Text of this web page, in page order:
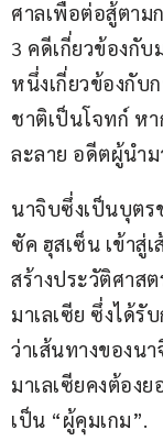
ศาลเพื่อต่อสู้ตาม
3 คดีเกี่ยวข้องกั
หนึ่งเกี่ยวข้องกับ
ชาติเป็นโจทก์ ห
ละลาย อดีตผู้นำม
นาจิบซึ่งเป็นบุตร
ซัค ฮุสเซ็น เข้าสู่
สร้างประวัติศาส
มาเลเซีย ซึ่งได้รั
ว่าเส้นทางของน
มาเลเซียคงต้อง
เป็น “ผู้คุมเกม”.